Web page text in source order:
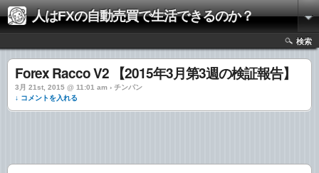
人はFXの自動売買で生活できるのか？
検索
Forex Racco V2 【2015年3月第3週の検証報告】
3月 21st, 2015 @ 11:01 am › チンパン
↓ コメントを入れる